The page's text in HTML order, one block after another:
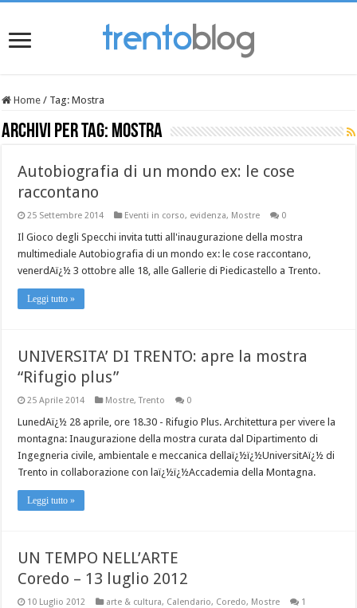
Home / Tag:Mostra
Archivi per tag: Mostra
Autobiografia di un mondo ex: le cose
raccontano
25 Settembre 2014 Eventi in corso, evidenza, Mostre 0
Il Gioco degli Specchi invita tutti all'inaugurazione della mostra
multimediale Autobiografia di un mondo ex: le cose raccontano,
venerdAï¿½ 3 ottobre alle 18, alle Gallerie di Piedicastello a Trento.
Leggi tutto »
UNIVERSITA’ DI TRENTO: apre la mostra
“Rifugio plus”
25 Aprile 2014 Mostre,Trento 0
LunedAï¿½ 28 aprile, ore 18.30 - Rifugio Plus. Architettura per vivere la
montagna: Inaugurazione della mostra curata dal Dipartimento di
Ingegneria civile, ambientale e meccanica dellaï¿½ï¿½UniversitAï¿½ di
Trento in collaborazione con laï¿½ï¿½Accademia della Montagna.
Leggi tutto »
UN TEMPO NELL’ARTE
Coredo – 13 luglio 2012
10 Luglio 2012 arte & cultura, Calendario, Coredo, Mostre 1